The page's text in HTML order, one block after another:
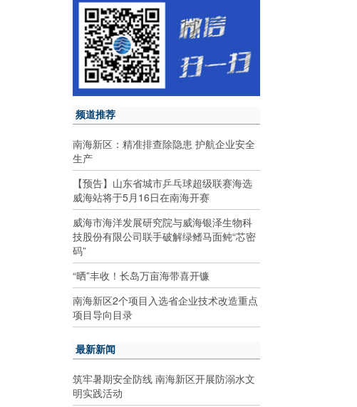
频道推荐
南海新区：精准排查除隐患 护航企业安全
生产
【预告】山东省城市乒乓球超级联赛海选
威海站将于5月16日在南海开赛
威海市海洋发展研究院与威海银泽生物科
技股份有限公司联手破解绿鳍马面鲀“芯密
码”
“晒”丰收！长岛万亩海带喜开镰
南海新区2个项目入选省企业技术改造重点
项目导向目录
最新新闻
筑牢暑期安全防线 南海新区开展防溺水文
明实践活动